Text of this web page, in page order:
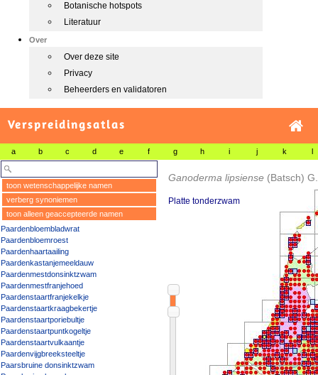
Botanische hotspots
Literatuur
Over
Over deze site
Privacy
Beheerders en validatoren
Verspreidingsatlas
a b c d e f g h i j k l
toon wetenschappelijke namen
verberg synoniemen
toon alleen geaccepteerde namen
Paardenbloembladwrat
Paardenbloemroest
Paardenhaartaailing
Paardenkastanjemeeldauw
Paardenmestdonsinktzwam
Paardenmestfranjehoed
Paardenstaartfranjekelkje
Paardenstaartkraagbekertje
Paardenstaartporiebultje
Paardenstaartpuntkogeltje
Paardenstaartvulkaantje
Paardenvijgbreeksteeltje
Paarsbruine donsinktzwam
Ganoderma lipsiense (Batsch)
Platte tonderzwam